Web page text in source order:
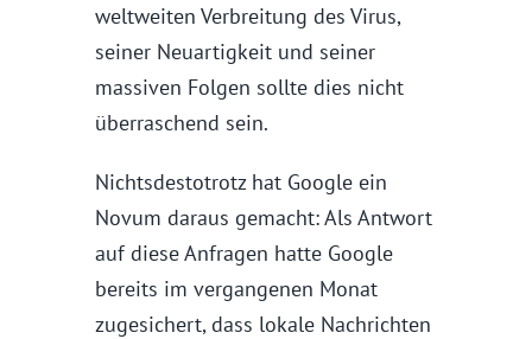
weltweiten Verbreitung des Virus,
seiner Neuartigkeit und seiner
massiven Folgen sollte dies nicht
überraschend sein.
Nichtsdestotrotz hat Google ein
Novum daraus gemacht: Als Antwort
auf diese Anfragen hatte Google
bereits im vergangenen Monat
zugesichert, dass lokale Nachrichten